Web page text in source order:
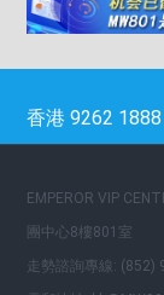
香港 9262
EMPEROR VIP
團中心8樓801室
走勢諮詢專線: